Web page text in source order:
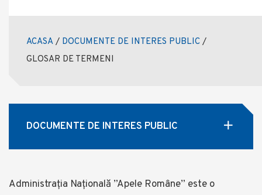
ACASA / DOCUMENTE DE INTERES PUBLIC /
GLOSAR DE TERMENI
DOCUMENTE DE INTERES PUBLIC
Administrația Națională ”Apele Române” este o